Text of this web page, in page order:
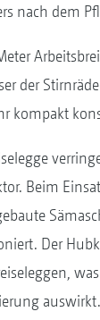
nach dem
der
kompakt
Beim
Der
auswirkt.